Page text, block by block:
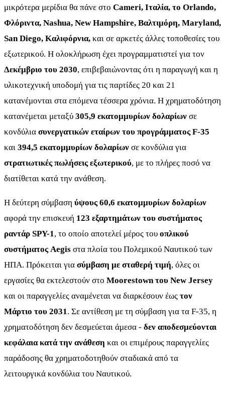
μικρότερα μερίδια θα πάνε στο Cameri, Ιταλία, το Orlando,
Φλόριντα, Nashua, New Hampshire, Βαλτιμόρη, Maryland,
San Diego, Καλιφόρνια, και σε αρκετές άλλες τοποθεσίες του
εξωτερικού. Η ολοκλήρωση έχει προγραμματιστεί για τον
Δεκέμβριο του 2030, επιβεβαιώνοντας ότι η παραγωγή και η
υλικοτεχνική υποδομή για τις παρτίδες 20 και 21
κατανέμονται στα επόμενα τέσσερα χρόνια. Η χρηματοδότηση
κατανέμεται μεταξύ 305,9 εκατομμυρίων δολαρίων σε
κονδύλια συνεργατικών εταίρων του προγράμματος F-35
και 394,5 εκατομμυρίων δολαρίων σε κονδύλια για
στρατιωτικές πωλήσεις εξωτερικού, με το πλήρες ποσό να
διατίθεται κατά την ανάθεση.
Η δεύτερη σύμβαση ύψους 60,6 εκατομμυρίων δολαρίων
αφορά την επισκευή 123 εξαρτημάτων του συστήματος
ραντάρ SPY-1, το οποίο αποτελεί μέρος του οπλικού
συστήματος Aegis στα πλοία του Πολεμικού Ναυτικού των
ΗΠΑ. Πρόκειται για σύμβαση με σταθερή τιμή, όλες οι
εργασίες θα εκτελεστούν στο Moorestown του New Jersey
και οι παραγγελίες αναμένεται να διαρκέσουν έως τον
Μάρτιο του 2031. Σε αντίθεση με τη σύμβαση για τα F-35, η
χρηματοδότηση δεν δεσμεύεται άμεσα - δεν αποδεσμεύονται
κεφάλαια κατά την ανάθεση και οι επιμέρους παραγγελίες
παράδοσης θα χρηματοδοτηθούν σταδιακά από τα
λειτουργικά κονδύλια του Ναυτικού.